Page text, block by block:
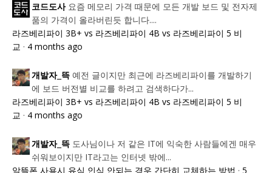
코드도사 요즘 메모리 가격 때문에 모든 개발 보드 및 전자제
품의 가격이 올라버린듯 합니다....
라즈베리파이 3B+ vs 라즈베리파이 4B vs 라즈베리파이 5 비
교 · 4 months ago
개발자_뜩 예전 글이지만 최근에 라즈베리파이를 개발하기
에 보드 버전별 비교를 하려고 검색하다가...
라즈베리파이 3B+ vs 라즈베리파이 4B vs 라즈베리파이 5 비
교 · 4 months ago
개발자_뜩 도사님이나 저 같은 IT에 익숙한 사람들에겐 매우
쉬워보이지만 IT라고는 인터넷 밖에...
알뜰폰 사용시 유심 인식 안되는 경우 간단히 교체하는 방법 · 5